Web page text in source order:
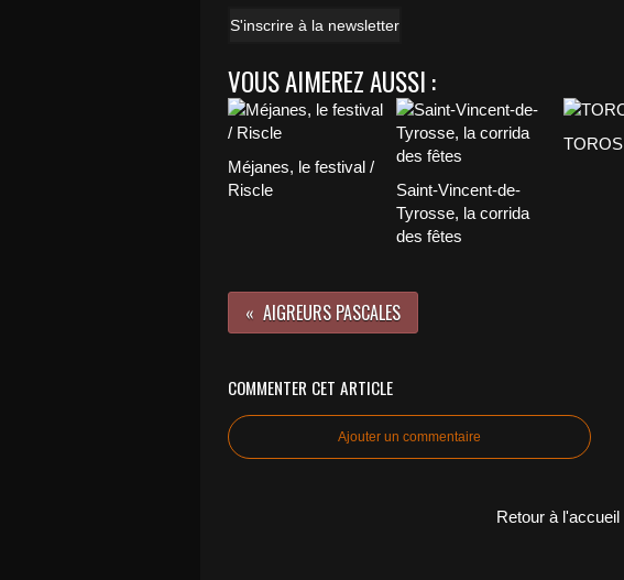
S'inscrire à la newsletter
VOUS AIMEREZ AUSSI :
Méjanes, le festival /
Riscle
Saint-Vincent-de-
Tyrosse, la corrida
des fêtes
TOROS
AIGREURS PASCALES
COMMENTER CET ARTICLE
Ajouter un commentaire
Retour à l'accueil